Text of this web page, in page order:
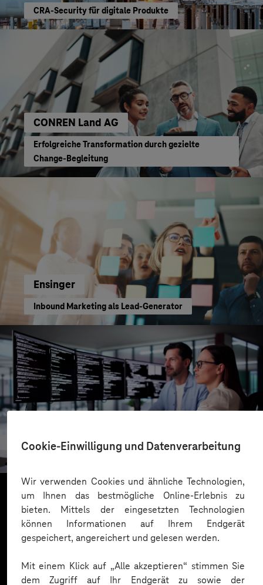
Cookie-Einwilligung und Datenverarbeitung
Wir verwenden Cookies und ähnliche Technologien,
um Ihnen das bestmögliche Online-Erlebnis zu
bieten. Mittels der eingesetzten Technologien
können Informationen auf Ihrem Endgerät
gespeichert, angereichert und gelesen werden.
Mit einem Klick auf „Alle akzeptieren“ stimmen Sie
dem Zugriff auf Ihr Endgerät zu sowie der
CRA-Security für digitale Produkte
CONREN Land AG
Erfolgreiche Transformation durch gezielte
Change-Begleitung
Ensinger
Inbound Marketing als Lead-Generator
Mit Tosca automatisch testen
Mehr laden